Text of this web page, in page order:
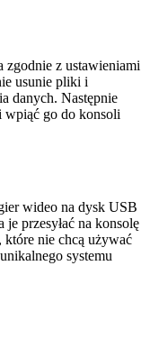
zgodnie z ustawieniami
usunie pliki i
danych. Następnie
wpiąć go do konsoli
wideo na dysk USB
przesyłać na konsolę
które nie chcą używać
systemu